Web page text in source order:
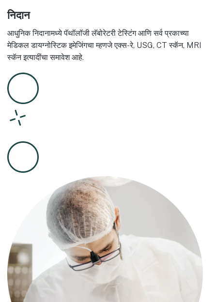
निदान
आधुनिक निदानामध्ये पॅथॉलॉजी लॅबोरेटरी टेस्टिंग आणि सर्व प्रकाच्या
मेडिकल डायग्नोस्टिक इमेजिंगचा म्हणजे एक्स-रे, USG, CT स्कॅन, MRI
स्कॅन इत्यादींचा समावेश आहे.